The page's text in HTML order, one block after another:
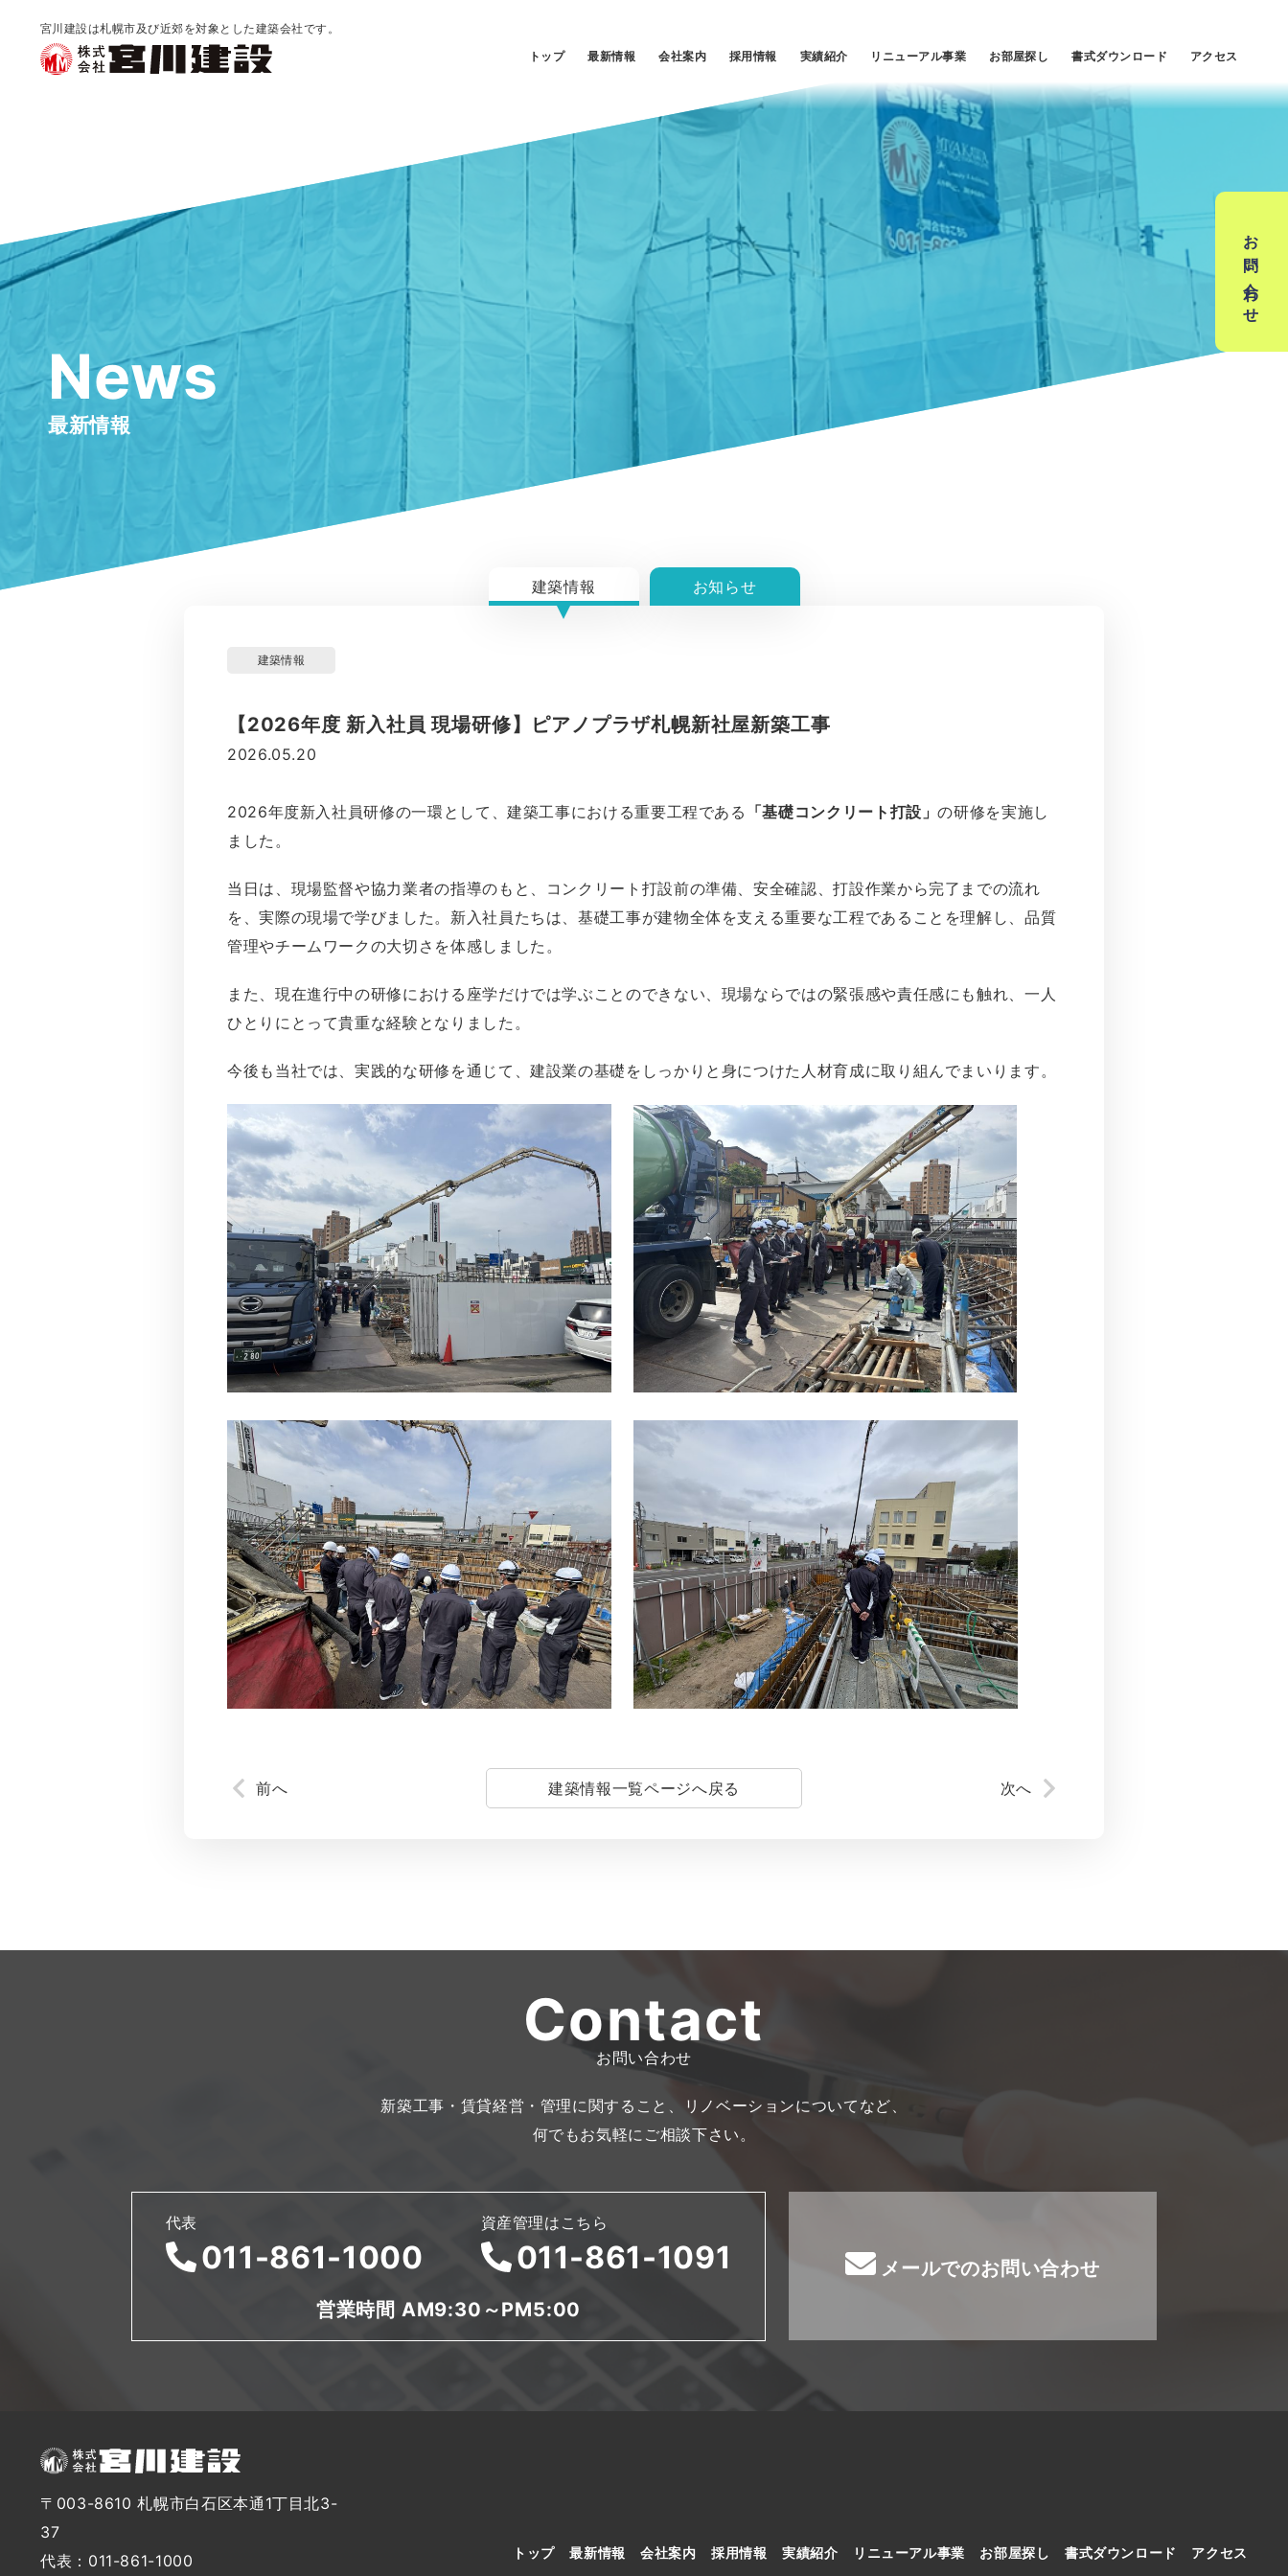
宮川建設は札幌市及び近郊を対象とした建築会社です。
トップ
最新情報 会社案内 採用情報 実績紹介 リニューアル事業 お部屋探し 書式ダウンロード アクセス
お問い合わせ
News
最新情報
建築情報 お知らせ
建築情報
【2026年度 新入社員 現場研修】ピアノプラザ札幌新社屋新築工事
2026.05.20
2026年度新入社員研修の一環として、建築工事における重要工程である 「基礎コンクリート打設」の研修を実施し
ました。
当日は、現場監督や協力業者の指導のもと、コンクリート打設前の準備、安全確認、打設作業から完了までの流れ
を、実際の現場で学びました。新入社員たちは、基礎工事が建物全体を支える重要な工程であることを理解し、品質
管理やチームワークの大切さを体感しました。
また、現在進行中の研修における座学だけでは学ぶことのできない、現場ならではの緊張感や責任感にも触れ、一人
ひとりにとって貴重な経験となりました。
今後も当社では、実践的な研修を通じて、建設業の基礎をしっかりと身につけた人材育成に取り組んでまいります。
前へ 建築情報一覧ページへ戻る 次へ
Contact
お問い合わせ
新築工事・賃貸経営・管理に関すること、リノベーションについてなど、
何でもお気軽にご相談下さい。
代表
011-861-1000
資産管理はこちら
011-861-1091
営業時間 AM9:30～PM5:00
メールでのお問い合わせ
〒003-8610 札幌市白石区本通1丁目北3-
37
代表：011-861-1000
トップ 最新情報 会社案内 採用情報 実績紹介 リニューアル事業 お部屋探し 書式ダウンロード アクセス